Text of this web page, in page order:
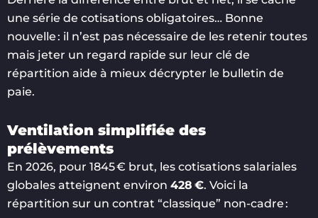
une série de cotisations obligatoires… Bonne
nouvelle : il n’est pas nécessaire de les retenir toutes
mais jeter un regard rapide sur leur clé de
répartition aide à mieux décrypter le bulletin de
paie.
Ventilation simplifiée des
prélèvements
En 2026, pour 1845 € brut, les cotisations salariales
globales atteignent environ 428 €. Voici la
répartition sur un contrat “classique” non-cadre :